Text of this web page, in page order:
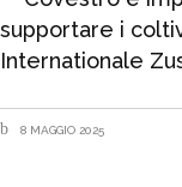
supportare i
Internationale
8 MAGGIO 2025